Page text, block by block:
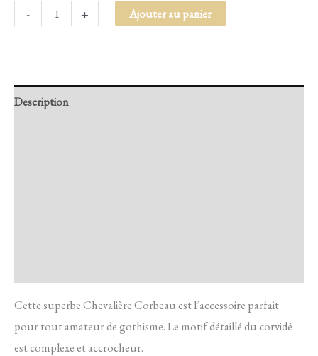
- + Ajouter au panier
Description
Cette superbe Chevalière Corbeau est l’accessoire parfait
pour tout amateur de gothisme. Le motif détaillé du corvidé
est complexe et accrocheur.